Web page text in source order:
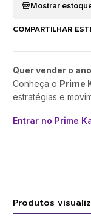
Mostrar
COMPARTILHAR
Quer vender o
Conheça o Prime
estratégias e
Entrar no Prime
Produtos